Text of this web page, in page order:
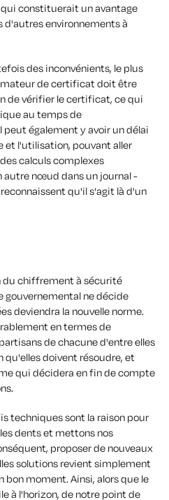
constituerait un avantage
d'autres environnements à
des inconvénients, le plus
de certificat doit être
de vérifier le certificat, ce qui
au temps de
également y avoir un délai
et l'utilisation, pouvant aller
calculs complexes
autre nœud dans un journal -
qu'il s'agit là d'un
du chiffrement à sécurité
gouvernemental ne décide
deviendra la nouvelle norme.
en termes de
de chacune d'entre elles
doivent résoudre, et
qui décidera en fin de compte
techniques sont la raison pour
dents et mettons nos
proposer de nouveaux
solutions revient simplement
bon moment. Ainsi, alors que le
à l'horizon, de notre point de